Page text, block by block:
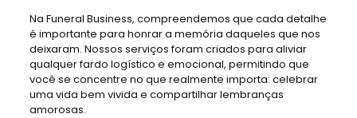
Na Funeral Business, compreendemos que cada detalhe
é importante para honrar a memória daqueles que nos
deixaram. Nossos serviços foram criados para aliviar
qualquer fardo logístico e emocional, permitindo que
você se concentre no que realmente importa: celebrar
uma vida bem vivida e compartilhar lembranças
amorosas.